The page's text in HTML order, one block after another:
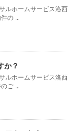
ルホームサービス洛西
の ...
か？
ルホームサービス洛西
ご ...